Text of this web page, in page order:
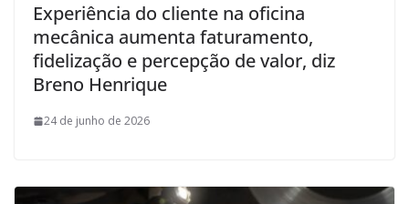
Experiência do cliente na oficina
mecânica aumenta faturamento,
fidelização e percepção de valor, diz
Breno Henrique
24 de junho de 2026